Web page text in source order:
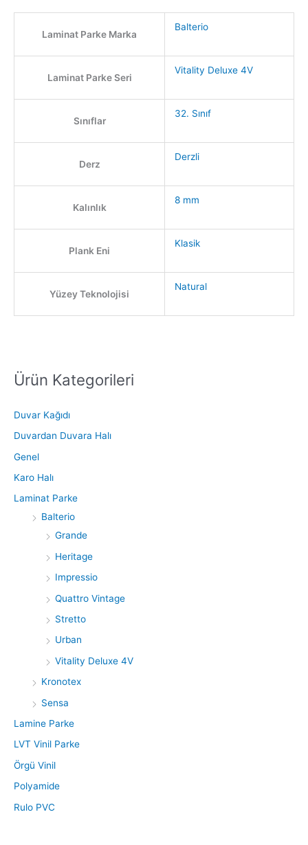
Ürün Kategorileri
Duvar Kağıdı
Duvardan Duvara Halı
Genel
Karo Halı
Laminat Parke
Balterio
Grande
Heritage
Impressio
Quattro Vintage
Stretto
Urban
Vitality Deluxe 4V
Kronotex
Sensa
Lamine Parke
LVT Vinil Parke
Örgü Vinil
Polyamide
Rulo PVC
S
a
r
Laminat Parke Marka
Balterio
Laminat Parke Seri
Vitality Deluxe 4V
Sınıflar
32. Sınıf
Derz
Derzli
Kalınlık
8 mm
Plank Eni
Klasik
Yüzey Teknolojisi
Natural